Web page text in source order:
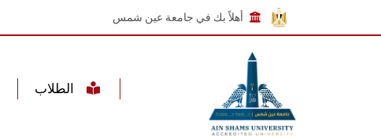
أهلاً بك في جامعة عين شمس